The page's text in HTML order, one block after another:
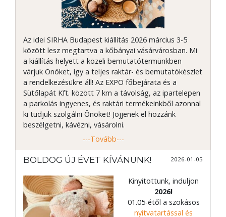
Az idei SIRHA Budapest kiállítás 2026 március 3-5
között lesz megtartva a kőbányai vásárvárosban. Mi
a kiállítás helyett a közeli bemutatótermünkben
várjuk Önöket, így a teljes raktár- és bemutatókészlet
a rendelkezésükre áll! Az EXPO főbejárata és a
Sütőlapát Kft. között 7 km a távolság, az ipartelepen
a parkolás ingyenes, és raktári termékeinkből azonnal
ki tudjuk szolgálni Önöket! Jöjjenek el hozzánk
beszélgetni, kávézni, vásárolni.
---Tovább---
BOLDOG ÚJ ÉVET KÍVÁNUNK! 2026-01-05
Kinyitottunk, induljon
2026!
01.05-étől a szokásos
nyitvatartással és